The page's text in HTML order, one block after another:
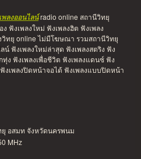
พลงออนไลน์radio online สถานีวิทยุ
ฟังเพลงใหม่ ฟังเพลงฮิต ฟังเพลง
วิทยุ online ไม่มีโฆษณา รวมสถานีวิทยุ
น์ ฟังเพลงใหม่ล่าสุด ฟังเพลงสตริง ฟัง
ทุ่ง ฟังเพลงเพื่อชีวิต ฟังเพลงแดนซ์ ฟัง
ฟังเพลงปิดหน้าจอได้ ฟังเพลงแบบปิดหน้า
ยุ อสมท จังหวัดนครพนม
MHz